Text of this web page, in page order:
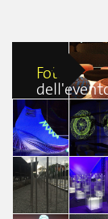
Foto
The
motion
Amir
The nature of
motion
Alessandro
Amir Contardi
The
motion
Amir